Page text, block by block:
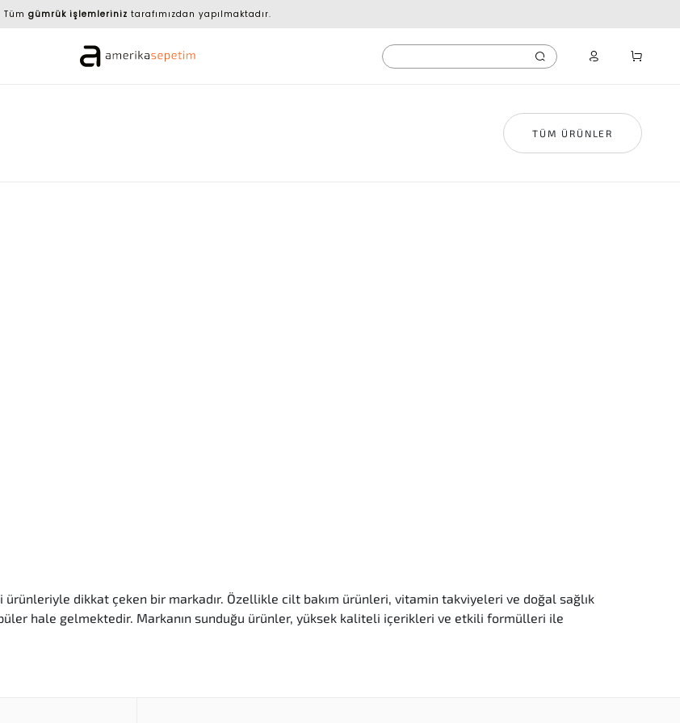
Tüm gümrük işlemleriniz tarafımızdan yapılmaktadır.
TÜM ÜRÜNLER
dikkat çeken bir markadır. Özellikle cilt bakım ürünleri, vitamin takviyeleri ve doğal sağlık
hale gelmektedir. Markanın sunduğu ürünler, yüksek kaliteli içerikleri ve etkili formülleri ile